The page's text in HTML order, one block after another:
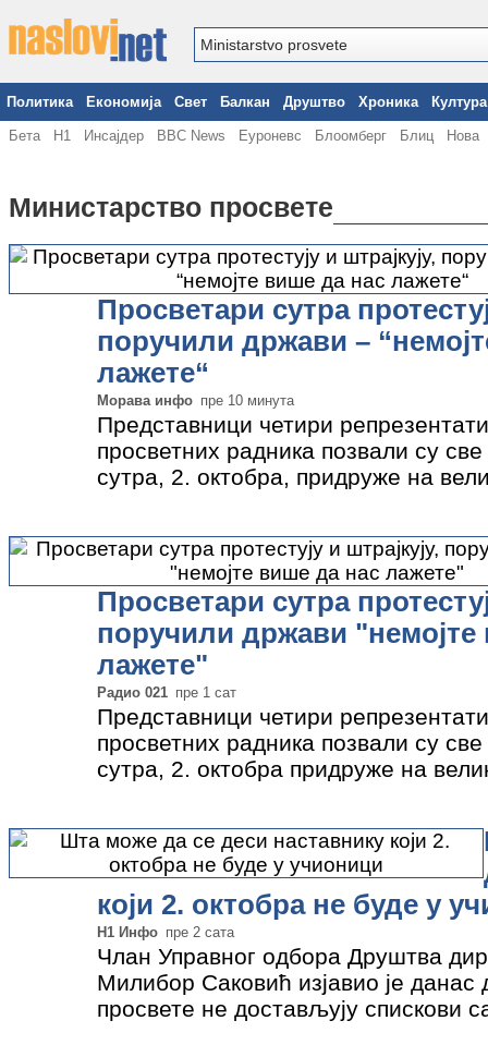
Политика Економија Свет Балкан Друштво Хроника Култура
Бета Н1 Инсајдер BBC News Еуроневс Блоомберг Блиц Нова
Министарство просвете
Просветари сутра
поручили држави –
лажете“
Морава инфо пре 10 минута
Представници четири
просветних радника позвали су
сутра, 2. октобра, придруже на
Просветари сутра
поручили држави "немојте
лажете"
Радио 021 пре 1 сат
Представници четири
просветних радника позвали су
сутра, 2. октобра придруже на
који 2. октобра не буде у
Н1 Инфо пре 2 сата
Члан Управног одбора Друштва
Милибор Саковић изјавио је данас
просвете не достављују спискови